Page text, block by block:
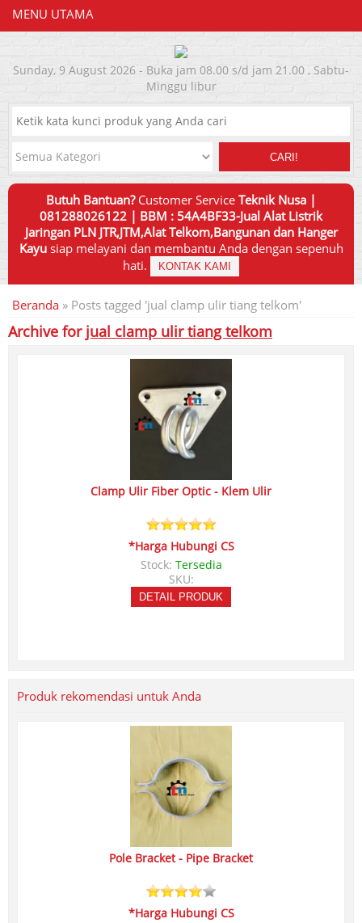
MENU UTAMA
Sunday, 9 August 2026 - Buka jam 08.00 s/d jam 21.00 , Sabtu-
Minggu libur
CARI!
Butuh Bantuan?Customer Service Teknik Nusa |
081288026122 | BBM : 54A4BF33-Jual Alat Listrik
Jaringan PLN JTR,JTM,Alat Telkom,Bangunan dan Hanger
Kayusiap melayani dan membantu Anda dengan sepenuh
hati.
KONTAK KAMI
Beranda » Posts tagged 'jual clamp ulir tiang telkom'
Archive for jual clamp ulir tiang telkom
Clamp Ulir Fiber Optic - Klem Ulir
*Harga Hubungi CS
Stock: Tersedia
SKU:
DETAIL PRODUK
Produk rekomendasi untuk Anda
Pole Bracket - Pipe Bracket
*Harga Hubungi CS